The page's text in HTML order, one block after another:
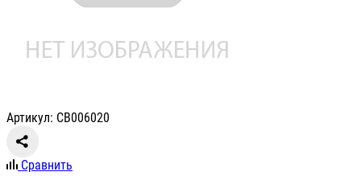
Артикул: СВ006020
Сравнить